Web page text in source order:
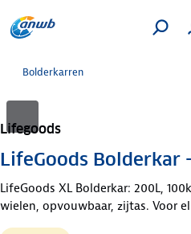
Bolderkarren
Lifegoods
LifeGoods Bolderkar
LifeGoods XL Bolderkar: 200L,
wielen, opvouwbaar, zijtas. Voor